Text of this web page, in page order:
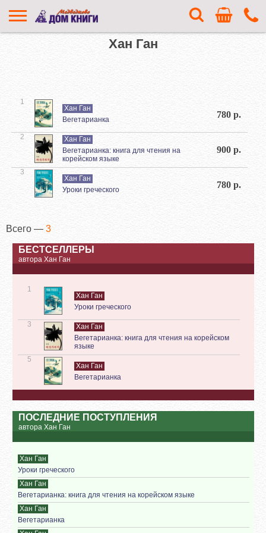
Хан Ган
1
Хан Ган
Вегетарианка
780 р.
2
Хан Ган
Вегетарианка: книга для чтения на
корейском языке
900 р.
3
Хан Ган
Уроки греческого
780 р.
Всего — 3
БЕСТСЕЛЛЕРЫ
автора Хан Ган
1
Хан Ган
Уроки греческого
3
Хан Ган
Вегетарианка: книга для чтения на корейском
языке
5
Хан Ган
Вегетарианка
ПОСЛЕДНИЕ ПОСТУПЛЕНИЯ
автора Хан Ган
Хан Ган
Уроки греческого
Хан Ган
Вегетарианка: книга для чтения на корейском языке
Хан Ган
Вегетарианка